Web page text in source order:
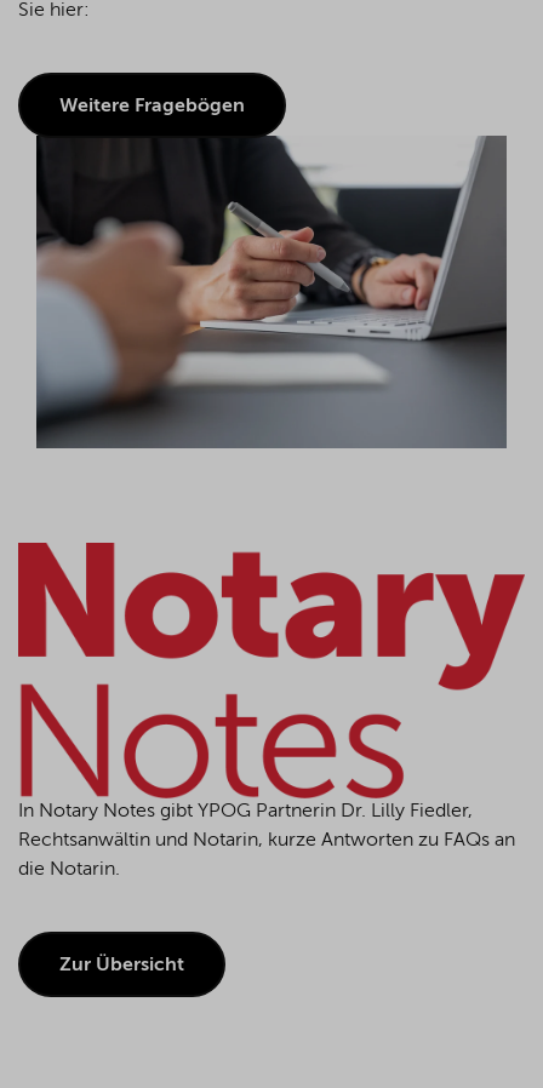
Sie hier:
Weitere Fragebögen
In Notary Notes gibt YPOG Partnerin Dr. Lilly Fiedler,
Rechtsanwältin und Notarin, kurze Antworten zu FAQs an
die Notarin.
Zur Übersicht